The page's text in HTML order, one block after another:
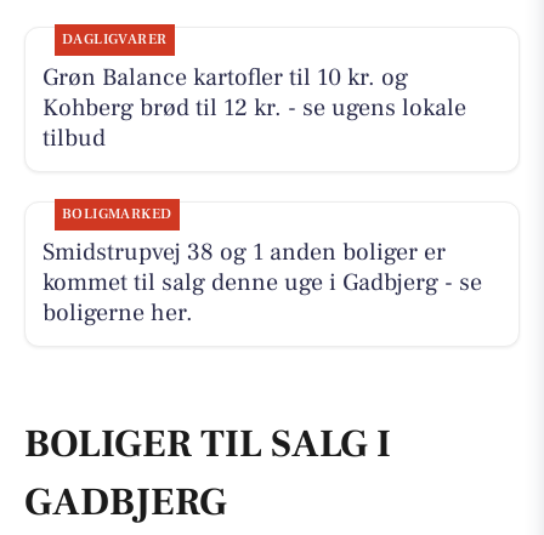
DAGLIGVARER
Grøn Balance kartofler til 10 kr. og
Kohberg brød til 12 kr. - se ugens lokale
tilbud
BOLIGMARKED
Smidstrupvej 38 og 1 anden boliger er
kommet til salg denne uge i Gadbjerg - se
boligerne her.
BOLIGER TIL SALG I
GADBJERG